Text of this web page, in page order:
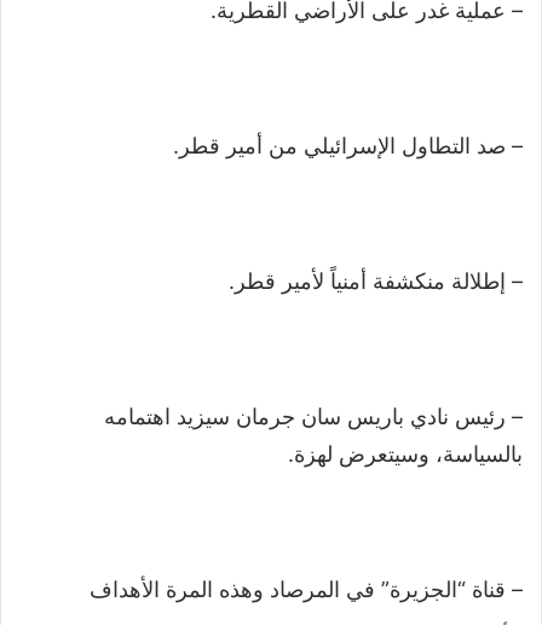
– عملية غدر على الأراضي القطرية.
– صد التطاول الإسرائيلي من أمير قطر.
– إطلالة منكشفة أمنياً لأمير قطر.
– رئيس نادي باريس سان جرمان سيزيد اهتمامه
بالسياسة، وسيتعرض لهزة.
– قناة “الجزيرة” في المرصاد وهذه المرة الأهداف